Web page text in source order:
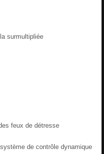
surmultipliée
feux de détresse
de contrôle dynamique